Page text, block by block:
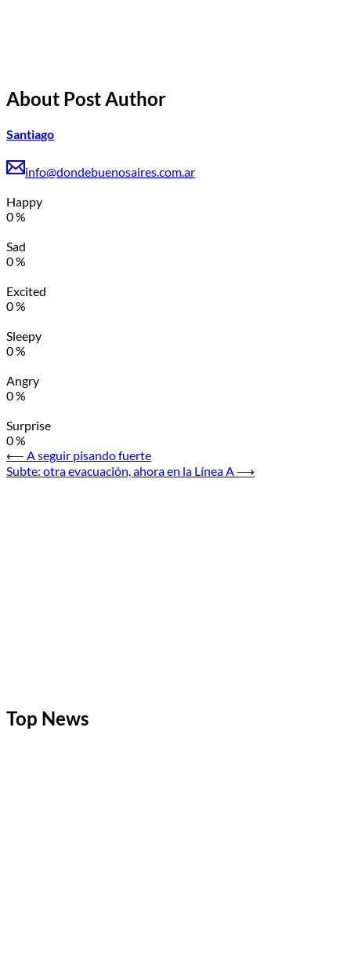
About Post Author
Santiago
info@dondebuenosaires.com.ar
Happy
0%
Sad
0%
Excited
0%
Sleepy
0%
Angry
0%
Surprise
0%
Navegación
de
⟵ A seguir pisando fuerte
Subte: otra evacuación, ahora en la Línea A ⟶
Top News